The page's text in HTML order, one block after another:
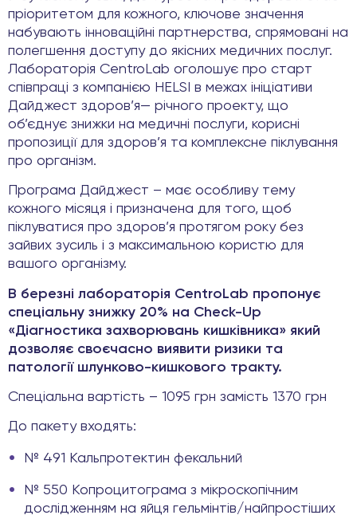
пріоритетом для кожного, ключове значення
набувають інноваційні партнерства, спрямовані на
полегшення доступу до якісних медичних послуг.
Лабораторія CentroLab оголошує про старт
співпраці з компанією HELSI в межах ініціативи
Дайджест здоров’я— річного проекту, що
об’єднує знижки на медичні послуги, корисні
пропозиції для здоров’я та комплексне піклування
про організм.
Програма Дайджест – має особливу тему
кожного місяця і призначена для того, щоб
піклуватися про здоров’я протягом року без
зайвих зусиль і з максимальною користю для
вашого організму.
В березні лабораторія CentroLab пропонує
спеціальну знижку 20% на Check-Up
«Діагностика захворювань кишківника» який
дозволяє своєчасно виявити ризики та
патології шлунково-кишкового тракту.
Спеціальна вартість – 1095 грн замість 1370 грн
До пакету входять:
№ 491 Кальпротектин фекальний
№ 550 Копроцитограма з мікроскопічним
дослідженням на яйця гельмінтів/найпростіших